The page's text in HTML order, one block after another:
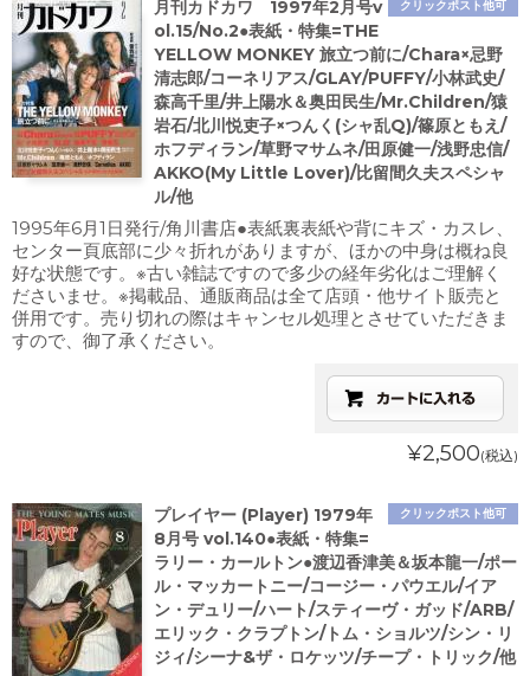
クリックポスト他可
月刊カドカワ 1997年2月号v
ol.15/No.2●表紙・特集=THE
YELLOW MONKEY 旅立つ前に/Chara×忌野
清志郎/コーネリアス/GLAY/PUFFY/小林武史/
森高千里/井上陽水＆奥田民生/Mr.Children/猿
岩石/北川悦吏子×つんく(シャ乱Q)/篠原ともえ/
ホフディラン/草野マサムネ/田原健一/浅野忠信/
AKKO(My Little Lover)/比留間久夫スペシャ
ル/他
1995年6月1日発行/角川書店●表紙裏表紙や背にキズ・カスレ、
センター頁底部に少々折れがありますが、ほかの中身は概ね良
好な状態です。※古い雑誌ですので多少の経年劣化はご理解く
ださいませ。※掲載品、通販商品は全て店頭・他サイト販売と
併用です。売り切れの際はキャンセル処理とさせていただきま
すので、御了承ください。
¥2,500(税込)
クリックポスト他可
プレイヤー (Player) 1979年
8月号 vol.140●表紙・特集=
ラリー・カールトン●渡辺香津美＆坂本龍一/ポー
ル・マッカートニー/コージー・パウエル/イア
ン・デュリー/ハート/スティーヴ・ガッド/ARB/
エリック・クラプトン/トム・ショルツ/シン・リ
ジィ/シーナ&ザ・ロケッツ/チープ・トリック/他